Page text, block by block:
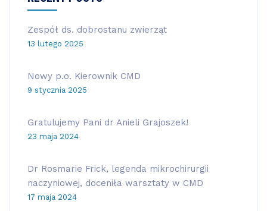
Zespół ds. dobrostanu zwierząt
13 lutego 2025
Nowy p.o. Kierownik CMD
9 stycznia 2025
Gratulujemy Pani dr Anieli Grajoszek!
23 maja 2024
Dr Rosmarie Frick, legenda mikrochirurgii
naczyniowej, doceniła warsztaty w CMD
17 maja 2024